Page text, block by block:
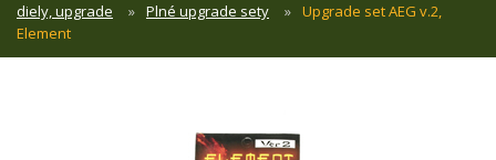
diely, upgrade
Plné upgrade sety
Upgrade set AEG v.2,
Element